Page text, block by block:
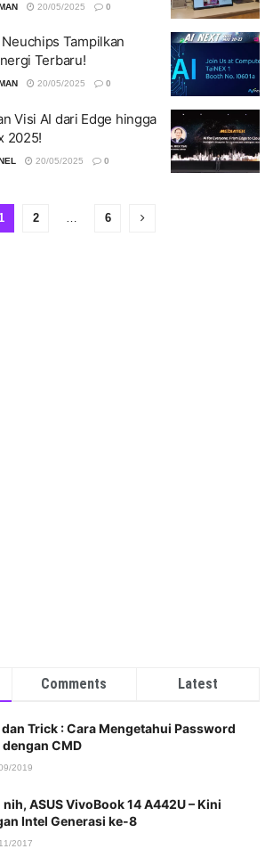
20/05/2025 0
Tampilkan
Terbaru!
20/05/2025 0
Visi AI dari Edge hingga
2025!
20/05/2025 0
2 … 6
Comments Latest
Trick : Cara Mengetahui Password
dengan CMD
2019
nih, ASUS VivoBook 14 A442U – Kini
Intel Generasi ke-8
2017